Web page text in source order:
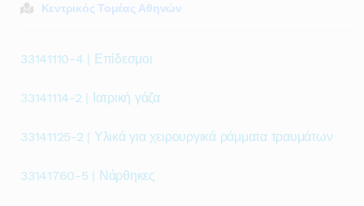
Κεντρικός Τομέας Αθηνών
33141110-4 | Επίδεσμοι
33141114-2 | Ιατρική γάζα
33141125-2 | Υλικά για χειρουργικά ράμματα τραυμάτων
33141760-5 | Νάρθηκες